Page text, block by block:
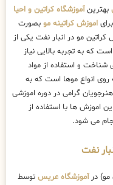
بهترینآموزشگاه کراتین و احیا
اموزش کراتینه مو بصورت
مو در انبار نفت یکی از
که به تجربه بالایی نیاز
شناخت و استفاده از مواد
روی انواع موها است که به
گرامی در دوره اموزشی
اموزش ها با استفاده از
می شود.
نفت
مو) درآموزشگاه عریس توسط